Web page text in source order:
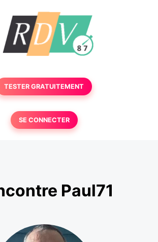
TESTER GRATUITEMENT
SE CONNECTER
Paul71